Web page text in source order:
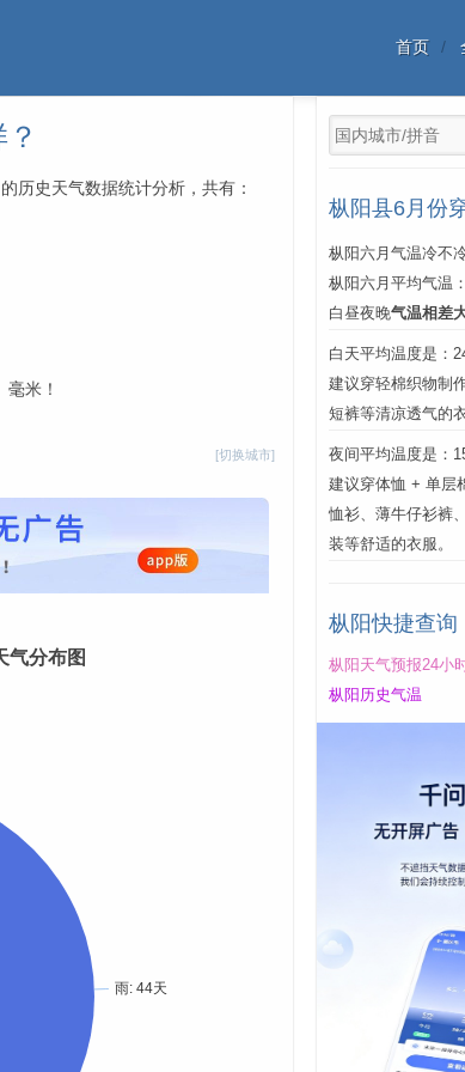
首页
历史天气数据统计分析，共有：
米！
[切换城市]
气分布图
枞阳县6月份
枞阳六月气温冷不
枞阳六月平均气温
白昼夜晚气温相差
白天平均温度是：
建议穿轻棉织物制
短裤等清凉透气的
夜间平均温度是：
建议穿体恤 + 单层
恤衫、薄牛仔衫裤
装等舒适的衣服。
枞阳快捷查询
枞阳天气预报24小
枞阳历史气温